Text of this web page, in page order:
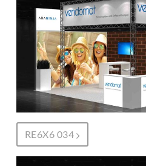
RE6X6 034